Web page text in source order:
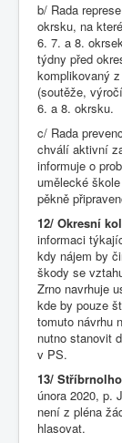
b/ Rada
okrsku, na
6. 7. a 8.
týdny před
komplikovaný
(soutěže,
6. a 8. okrsku.
c/ Rada
chválí aktivní
informuje o
umělecké
pěkně
12/ Okresní
informaci
kdy nájem by
škody se
Zrno navrhuje
kde by pouze
tomuto návrhu
nutno stanovit
v PS.
13/
února 2020, p.
není z pléna
hlasovat.